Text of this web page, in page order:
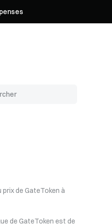
de GateToken à
de GateToken est de